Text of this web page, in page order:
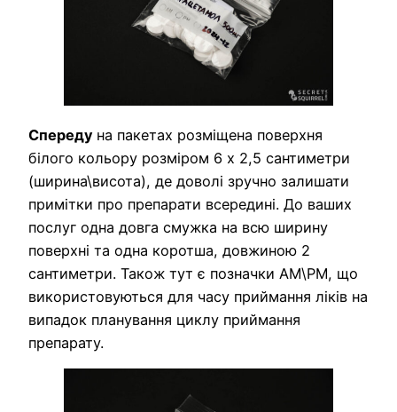
Спереду на пакетах розміщена поверхня
білого кольору розміром 6 х 2,5 сантиметри
(ширина\висота), де доволі зручно залишати
примітки про препарати всередині. До ваших
послуг одна довга смужка на всю ширину
поверхні та одна коротша, довжиною 2
сантиметри. Також тут є позначки AM\PM, що
використовуються для часу приймання ліків на
випадок планування циклу приймання
препарату.